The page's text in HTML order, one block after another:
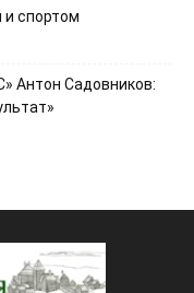
и спортом
Антон Садовников: